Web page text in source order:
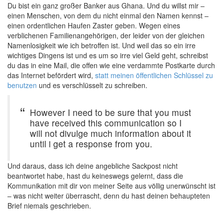
Du bist ein ganz großer Banker aus Ghana. Und du willst mir –
einen Menschen, von dem du nicht einmal den Namen kennst –
einen ordentlichen Haufen Zaster geben. Wegen eines
verblichenen Familienangehörigen, der leider von der gleichen
Namenlosigkeit wie ich betroffen ist. Und weil das so ein irre
wichtiges Dingens ist und es um so irre viel Geld geht, schreibst
du das in eine Mail, die offen wie eine verdammte Postkarte durch
das Internet befördert wird, statt meinen öffentlichen Schlüssel zu
benutzen und es verschlüsselt zu schreiben.
However I need to be sure that you must
have received this communication so I
will not divulge much information about it
until i get a response from you.
Und daraus, dass ich deine angebliche Sackpost nicht
beantwortet habe, hast du keineswegs gelernt, dass die
Kommunikation mit dir von meiner Seite aus völlig unerwünscht ist
– was nicht weiter überrascht, denn du hast deinen behaupteten
Brief niemals geschrieben.